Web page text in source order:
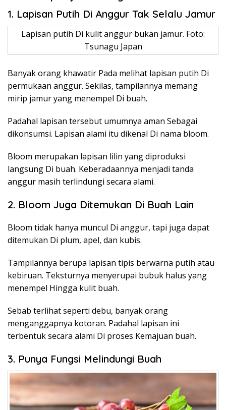
1. Lapisan Putih Di Anggur Tak Selalu Jamur
Lapisan putih Di kulit anggur bukan jamur. Foto:
Tsunagu Japan
Banyak orang khawatir Pada melihat lapisan putih Di
permukaan anggur. Sekilas, tampilannya memang
mirip jamur yang menempel Di buah.
Padahal lapisan tersebut umumnya aman Sebagai
dikonsumsi. Lapisan alami itu dikenal Di nama bloom.
Bloom merupakan lapisan lilin yang diproduksi
langsung Di buah. Keberadaannya menjadi tanda
anggur masih terlindungi secara alami.
2. Bloom Juga Ditemukan Di Buah Lain
Bloom tidak hanya muncul Di anggur, tapi juga dapat
ditemukan Di plum, apel, dan kubis.
Tampilannya berupa lapisan tipis berwarna putih atau
kebiruan. Teksturnya menyerupai bubuk halus yang
menempel Hingga kulit buah.
Sebab terlihat seperti debu, banyak orang
menganggapnya kotoran. Padahal lapisan ini
terbentuk secara alami Di proses Kemajuan buah.
3. Punya Fungsi Melindungi Buah